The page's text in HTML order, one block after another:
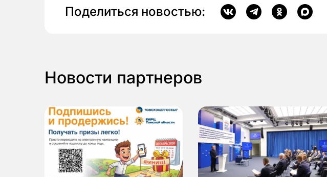
Поделиться новостью:
Новости партнеров